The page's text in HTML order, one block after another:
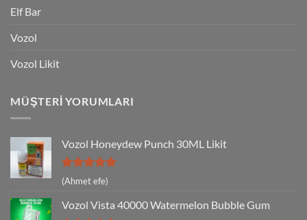
Elf Bar
Vozol
Vozol Likit
MÜŞTERI YORUMLARI
Vozol Honeydew Punch 30ML Likit
5 üzerinden
5
(Ahmet efe)
Vozol Vista 40000 Watermelon Bubble Gum